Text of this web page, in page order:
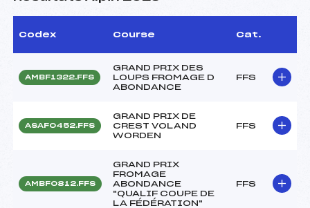
Codex Course Cat.
AMBF1322.FFS
GRAND PRIX DES
LOUPS FROMAGE D
ABONDANCE
FFS
ASAF0452.FFS
GRAND PRIX DE
CREST VOLAND
WORDEN
FFS
AMBF0812.FFS
GRAND PRIX
FROMAGE
ABONDANCE
"QUALIF COUPE DE
LA FÉDÉRATION"
FFS